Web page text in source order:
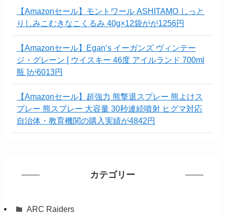
【Amazonセール】モントワール ASHITAMO しっと
りしみこむきなこくるみ 40g×12袋がが1256円
【Amazonセール】Egan’s イーガンズ ヴィンテー
ジ・グレーン [ ウイスキー 46度 アイルランド 700ml
瓶 ]が6013円
【Amazonセール】超強力 熊撃退スプレー 熊よけス
プレー 熊スプレー 大容量 30秒連続噴射 ヒグマ対応
自治体・教育機関の購入実績が4842円
カテゴリー
ARC Raiders